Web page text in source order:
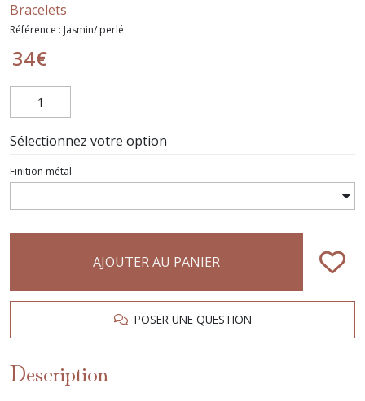
Bracelets
Référence : Jasmin/ perlé
34€
Sélectionnez votre option
Finition métal
AJOUTER AU PANIER
POSER UNE QUESTION
Description